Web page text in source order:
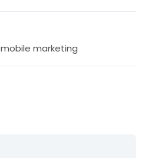
mobile marketing